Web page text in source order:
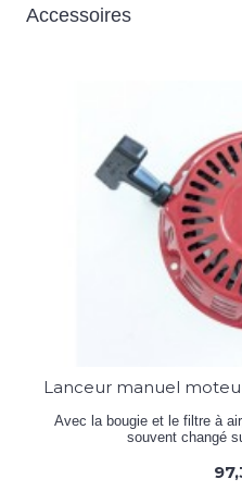
Accessoires
Lanceur manuel
Avec la bougie et le filtre à
souvent changé